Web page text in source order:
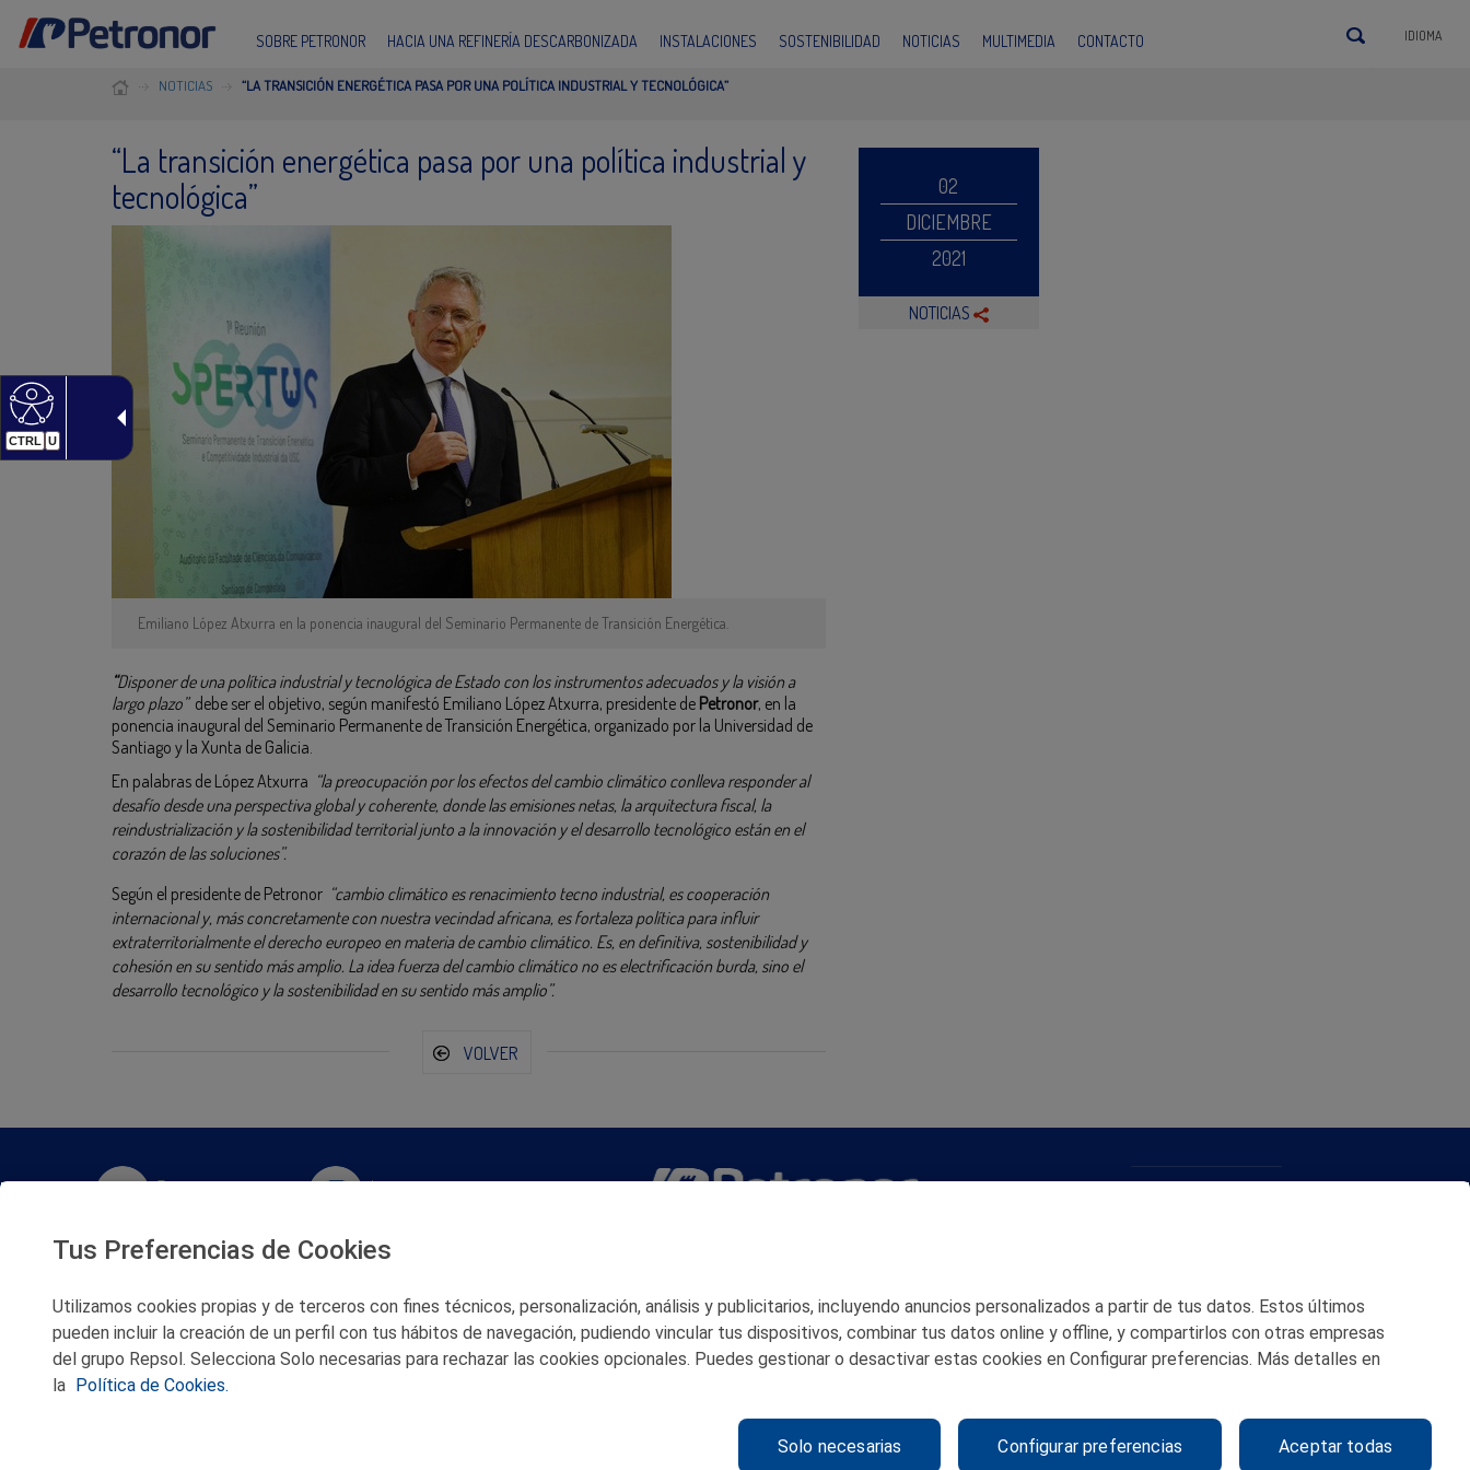
CTRL U
SOBRE PETRONOR HACIA UNA REFINERÍA DESCARBONIZADA INSTALACIONES SOSTENIBILIDAD NOTICIAS MULTIMEDIA CONTACTO IDIOMA
NOTICIAS “LA TRANSICIÓN ENERGÉTICA PASA POR UNA POLÍTICA INDUSTRIAL Y TECNOLÓGICA”
“La transición energética pasa por una política industrial y
tecnológica”
Emiliano López Atxurra en la ponencia inaugural del Seminario Permanente de Transición Energética.
“Disponer de una política industrial y tecnológica de Estado con los instrumentos adecuados y la visión a
largo plazo”debe ser el objetivo, según manifestó Emiliano López Atxurra, presidente de Petronor, en la
ponencia inaugural del Seminario Permanente de Transición Energética, organizado por la Universidad de
Santiago y la Xunta de Galicia.
En palabras de López Atxurra “la preocupación por los efectos del cambio climático conlleva responder al
desafío desde una perspectiva global y coherente, donde las emisiones netas, la arquitectura fiscal, la
reindustrialización y la sostenibilidad territorial junto a la innovación y el desarrollo tecnológico están en el
corazón de las soluciones”.
Según el presidente de Petronor “cambio climático es renacimiento tecno industrial, es cooperación
internacional y, más concretamente con nuestra vecindad africana, es fortaleza política para influir
extraterritorialmente el derecho europeo en materia de cambio climático. Es, en definitiva, sostenibilidad y
cohesión en su sentido más amplio. La idea fuerza del cambio climático no es electrificación burda, sino el
desarrollo tecnológico y la sostenibilidad en su sentido más amplio”.
VOLVER
02
DICIEMBRE
2021
NOTICIAS
Twitter
Facebook
Youtube
Flickr
Instagram
Slideshare
Soundcloud © 2026 Petronor S.A.
POLITICA DE COOKIES
Tus Preferencias de Cookies
Utilizamos cookies propias y de terceros con fines técnicos, personalización, análisis y publicitarios, incluyendo anuncios personalizados a partir de tus datos. Estos últimos
pueden incluir la creación de un perfil con tus hábitos de navegación, pudiendo vincular tus dispositivos, combinar tus datos online y offline, y compartirlos con otras empresas
del grupo Repsol. Selecciona Solo necesarias para rechazar las cookies opcionales. Puedes gestionar o desactivar estas cookies en Configurar preferencias. Más detalles en
la Política de Cookies.
Configurar preferencias
Solo necesarias Aceptar todas